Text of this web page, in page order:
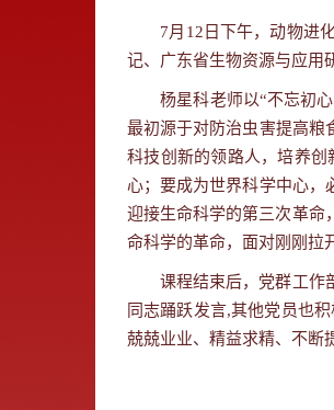
7月 12 日下午，动物进
记、广东省生物资源与应用
杨星科老师以“不忘初
最初源于对防治虫害提高粮
科技创新的领路人，培养
心；要成为世界科学中心，
迎接生命科学的第三次革命
命科学的革命，面对刚刚拉
课程结束后，党群工作部
同志踊跃发言,其他党员也
兢兢业业、精益求精、不断